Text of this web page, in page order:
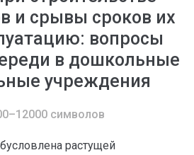
и срывы сроков их
вопросы
в дошкольные
учреждения
символов
растущей